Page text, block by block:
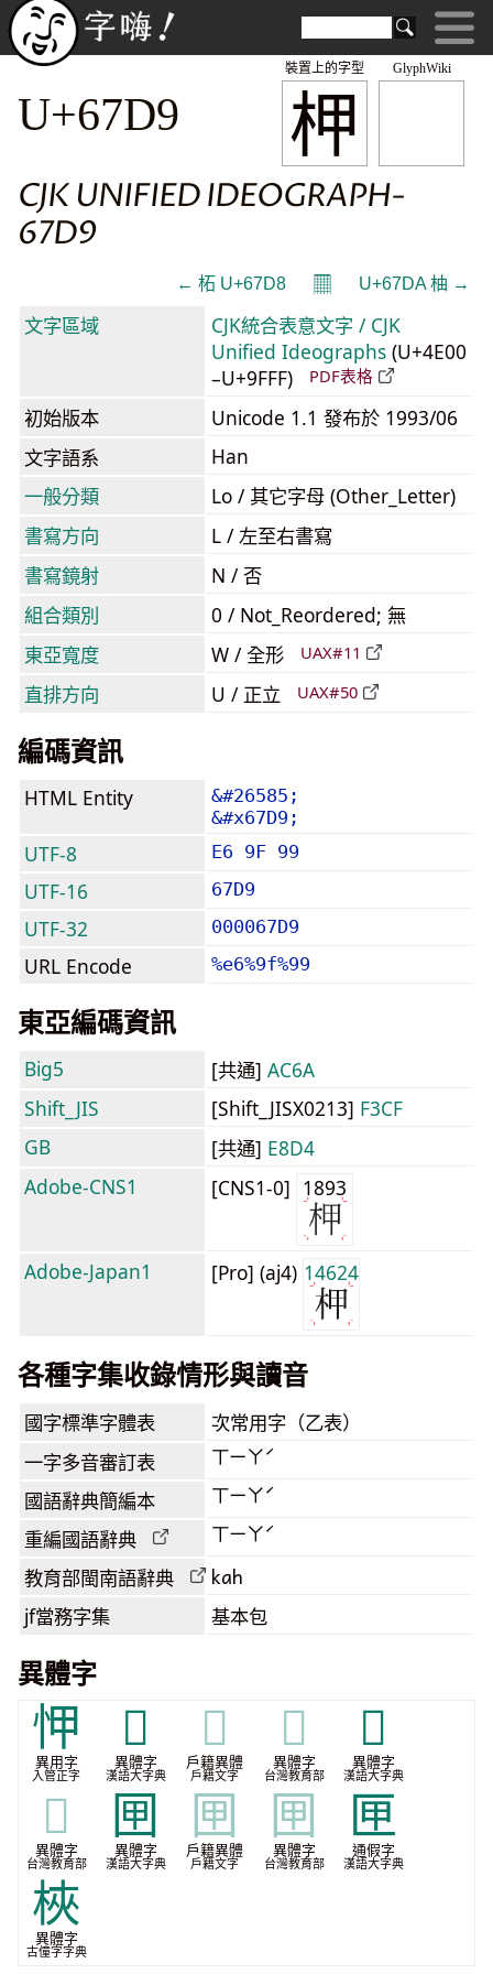
GlyphWiki
柙
裝置上的字型
U+67D9
CJK UNIFIED IDEOGRAPH-
67D9
← 柘 U+67D8 𝄜 U+67DA 柚 →
文字區域
CJK統合表意文字 / CJK
Unified Ideographs (U+4E00
–U+9FFF)
PDF表格
初始版本
Unicode 1.1 發布於 1993/06
文字語系
Han
一般分類
Lo / 其它字母 (Other_Letter)
書寫方向
L / 左至右書寫
書寫鏡射
N / 否
組合類別
0 / Not_Reordered; 無
東亞寬度
W / 全形 UAX#11
直排方向 U / 正立 UAX#50
編碼資訊
HTML Entity
&#26585;
&#x67D9;
UTF-8 E6 9F 99
UTF-16 67D9
UTF-32 000067D9
URL Encode %e6%9f%99
東亞編碼資訊
Big5 [共通] AC6A
Shift_JIS
[Shift_JISX0213] F3CF
GB
[共通] E8D4
Adobe-CNS1
[CNS1-0] 1893
Adobe-Japan1 [Pro] (aj4) 14624
各種字集收錄情形與讀音
國字標準字體表 次常用字（乙表）
一字多音審訂表 ㄒㄧㄚˊ
國語辭典簡編本 ㄒㄧㄚˊ
重編國語辭典 ㄒㄧㄚˊ
教育部閩南語辭典 kah
jf當務字集 基本包
異體字
𢘉
異用字
入管正字
𣘭
異體字
漢語大字典
𣘭
戶籍異體
戶籍文字
𣘭
異體字
台灣教育部
𧆥
異體字
漢語大字典
𧆥
異體字
台灣教育部
㘡
異體字
漢語大字典
㘡
戶籍異體
戶籍文字
㘡
異體字
台灣教育部
匣
通假字
漢語大字典
梜
異體字
古僮字字典